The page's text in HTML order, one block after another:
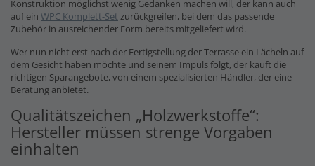
Konstruktion möglichst wenig Gedanken machen will, der kann auch
auf ein WPC Komplett-Set zurückgreifen, bei dem das passende
Zubehör in ausreichender Form bereits mitgeliefert wird.
Wer nun nicht erst nach der Fertigstellung der Terrasse ein Lächeln auf
dem Gesicht haben möchte und seinem Impuls folgt, der kauft die
richtigen Sparangebote, von einem spezialisierten Händler, der eine
Beratung anbietet.
Qualitätszeichen „Holzwerkstoffe“:
Hersteller müssen strenge Vorgaben
einhalten